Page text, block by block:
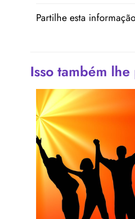
Partilhe esta
Isso também